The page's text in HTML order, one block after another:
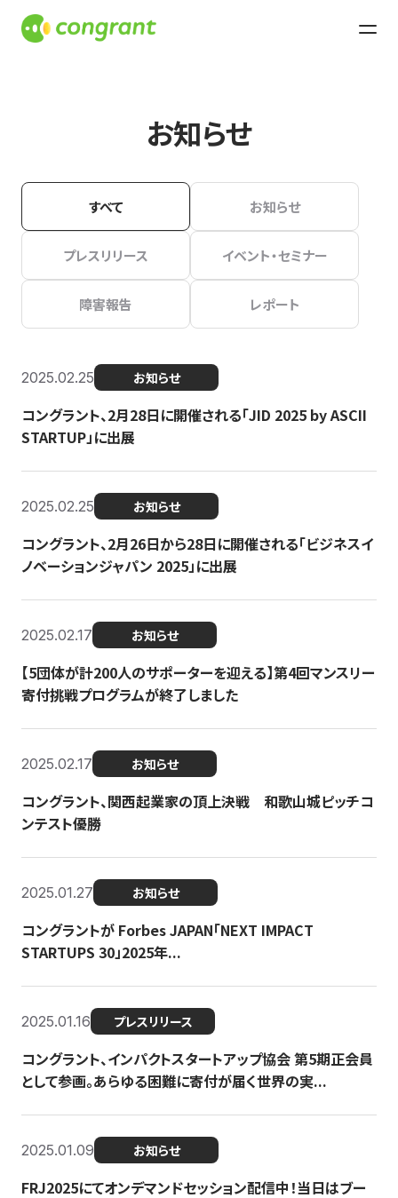
お知らせ
すべて お知らせ
プレスリリース イベント・セミナー
障害報告 レポート
2025.02.25 お知らせ
コングラント、2月28日に開催される「JID 2025 by ASCII
STARTUP」に出展
2025.02.25 お知らせ
コングラント、2月26日から28日に開催される「ビジネスイ
ノベーションジャパン 2025」に出展
2025.02.17 お知らせ
【5団体が計200人のサポーターを迎える】​​第4回マンスリー
寄付挑戦プログラムが終了しました
2025.02.17 お知らせ
コングラント、関西起業家の頂上決戦 和歌山城ピッチコ
ンテスト優勝
2025.01.27 お知らせ
コングラントが Forbes JAPAN「NEXT IMPACT
STARTUPS 30」2025年...
2025.01.16 プレスリリース
コングラント、インパクトスタートアップ協会 第5期正会員
として参画。あらゆる困難に寄付が届く世界の実...
2025.01.09 お知らせ
FRJ2025にてオンデマンドセッション配信中！当日はブー